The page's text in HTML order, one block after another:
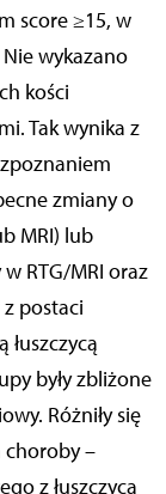
score ≥15, w
wykazano
kości
Tak wynika z
zmiany o
MRI) lub
RTG/MRI oraz
postaci
były zbliżone
Różniły się
–
z łuszczycą